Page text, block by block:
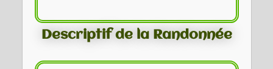
Descriptif de la Randonnée